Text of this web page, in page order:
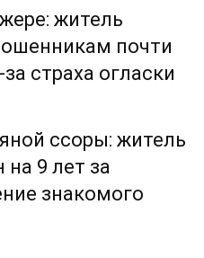
житель
почти
страха огласки
ссоры: житель
на 9 лет за
знакомого